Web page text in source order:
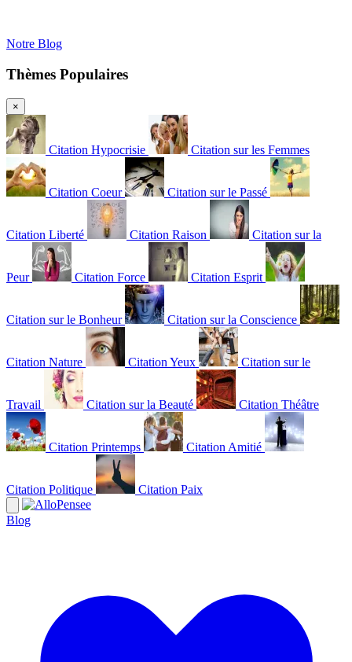
Notre Blog
Thèmes Populaires
×
Citation Hypocrisie Citation sur les Femmes
Citation Coeur Citation sur le Passé
Citation Liberté Citation Raison Citation sur la
Peur Citation Force Citation Esprit
Citation sur le Bonheur Citation sur la Conscience
Citation Nature Citation Yeux Citation sur le
Travail Citation sur la Beauté Citation Théâtre
Citation Printemps Citation Amitié
Citation Politique Citation Paix
Blog